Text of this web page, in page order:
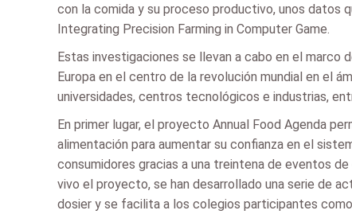
con la comida y su proceso productivo, unos datos
Integrating Precision Farming in Computer Game.
Estas investigaciones se llevan a cabo en el marco
Europa en el centro de la revolución mundial en el
universidades, centros tecnológicos e industrias,
En primer lugar, el proyecto Annual Food Agenda
alimentación para aumentar su confianza en el
consumidores gracias a una treintena de eventos
vivo el proyecto, se han desarrollado una serie de
dosier y se facilita a los colegios participantes